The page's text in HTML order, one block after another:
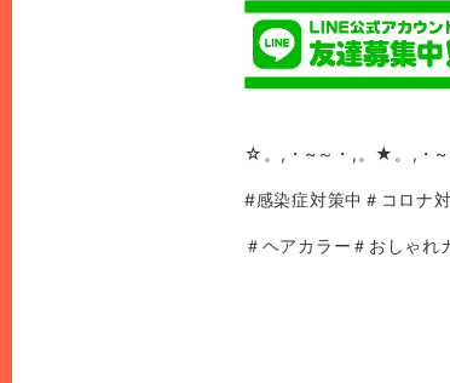
☆。,・~～・,。★。,・
#感染症対策中＃コロナ
＃ヘアカラー＃おしゃれ